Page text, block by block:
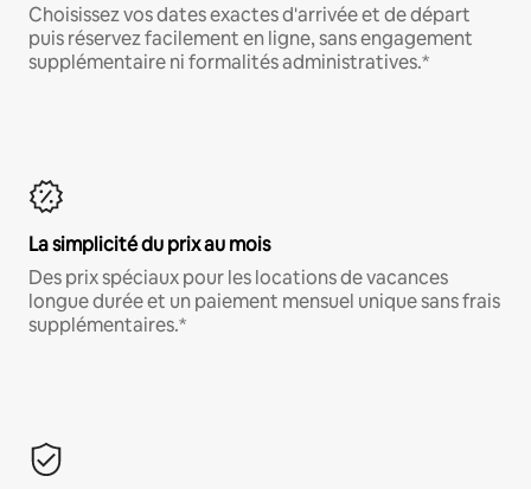
Choisissez vos dates exactes d'arrivée et de départ
puis réservez facilement en ligne, sans engagement
supplémentaire ni formalités administratives.*
La simplicité du prix au mois
Des prix spéciaux pour les locations de vacances
longue durée et un paiement mensuel unique sans frais
supplémentaires.*